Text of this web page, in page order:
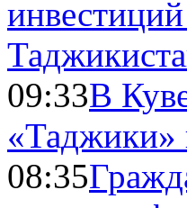
09:33В
«Таджики»
08:35